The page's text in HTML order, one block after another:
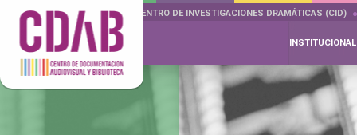
DOCUMENTA DRAMÁTICAS CENTRO DE INVESTIGACIONES DRAMÁTICAS (CID)
INSTITUCIONAL